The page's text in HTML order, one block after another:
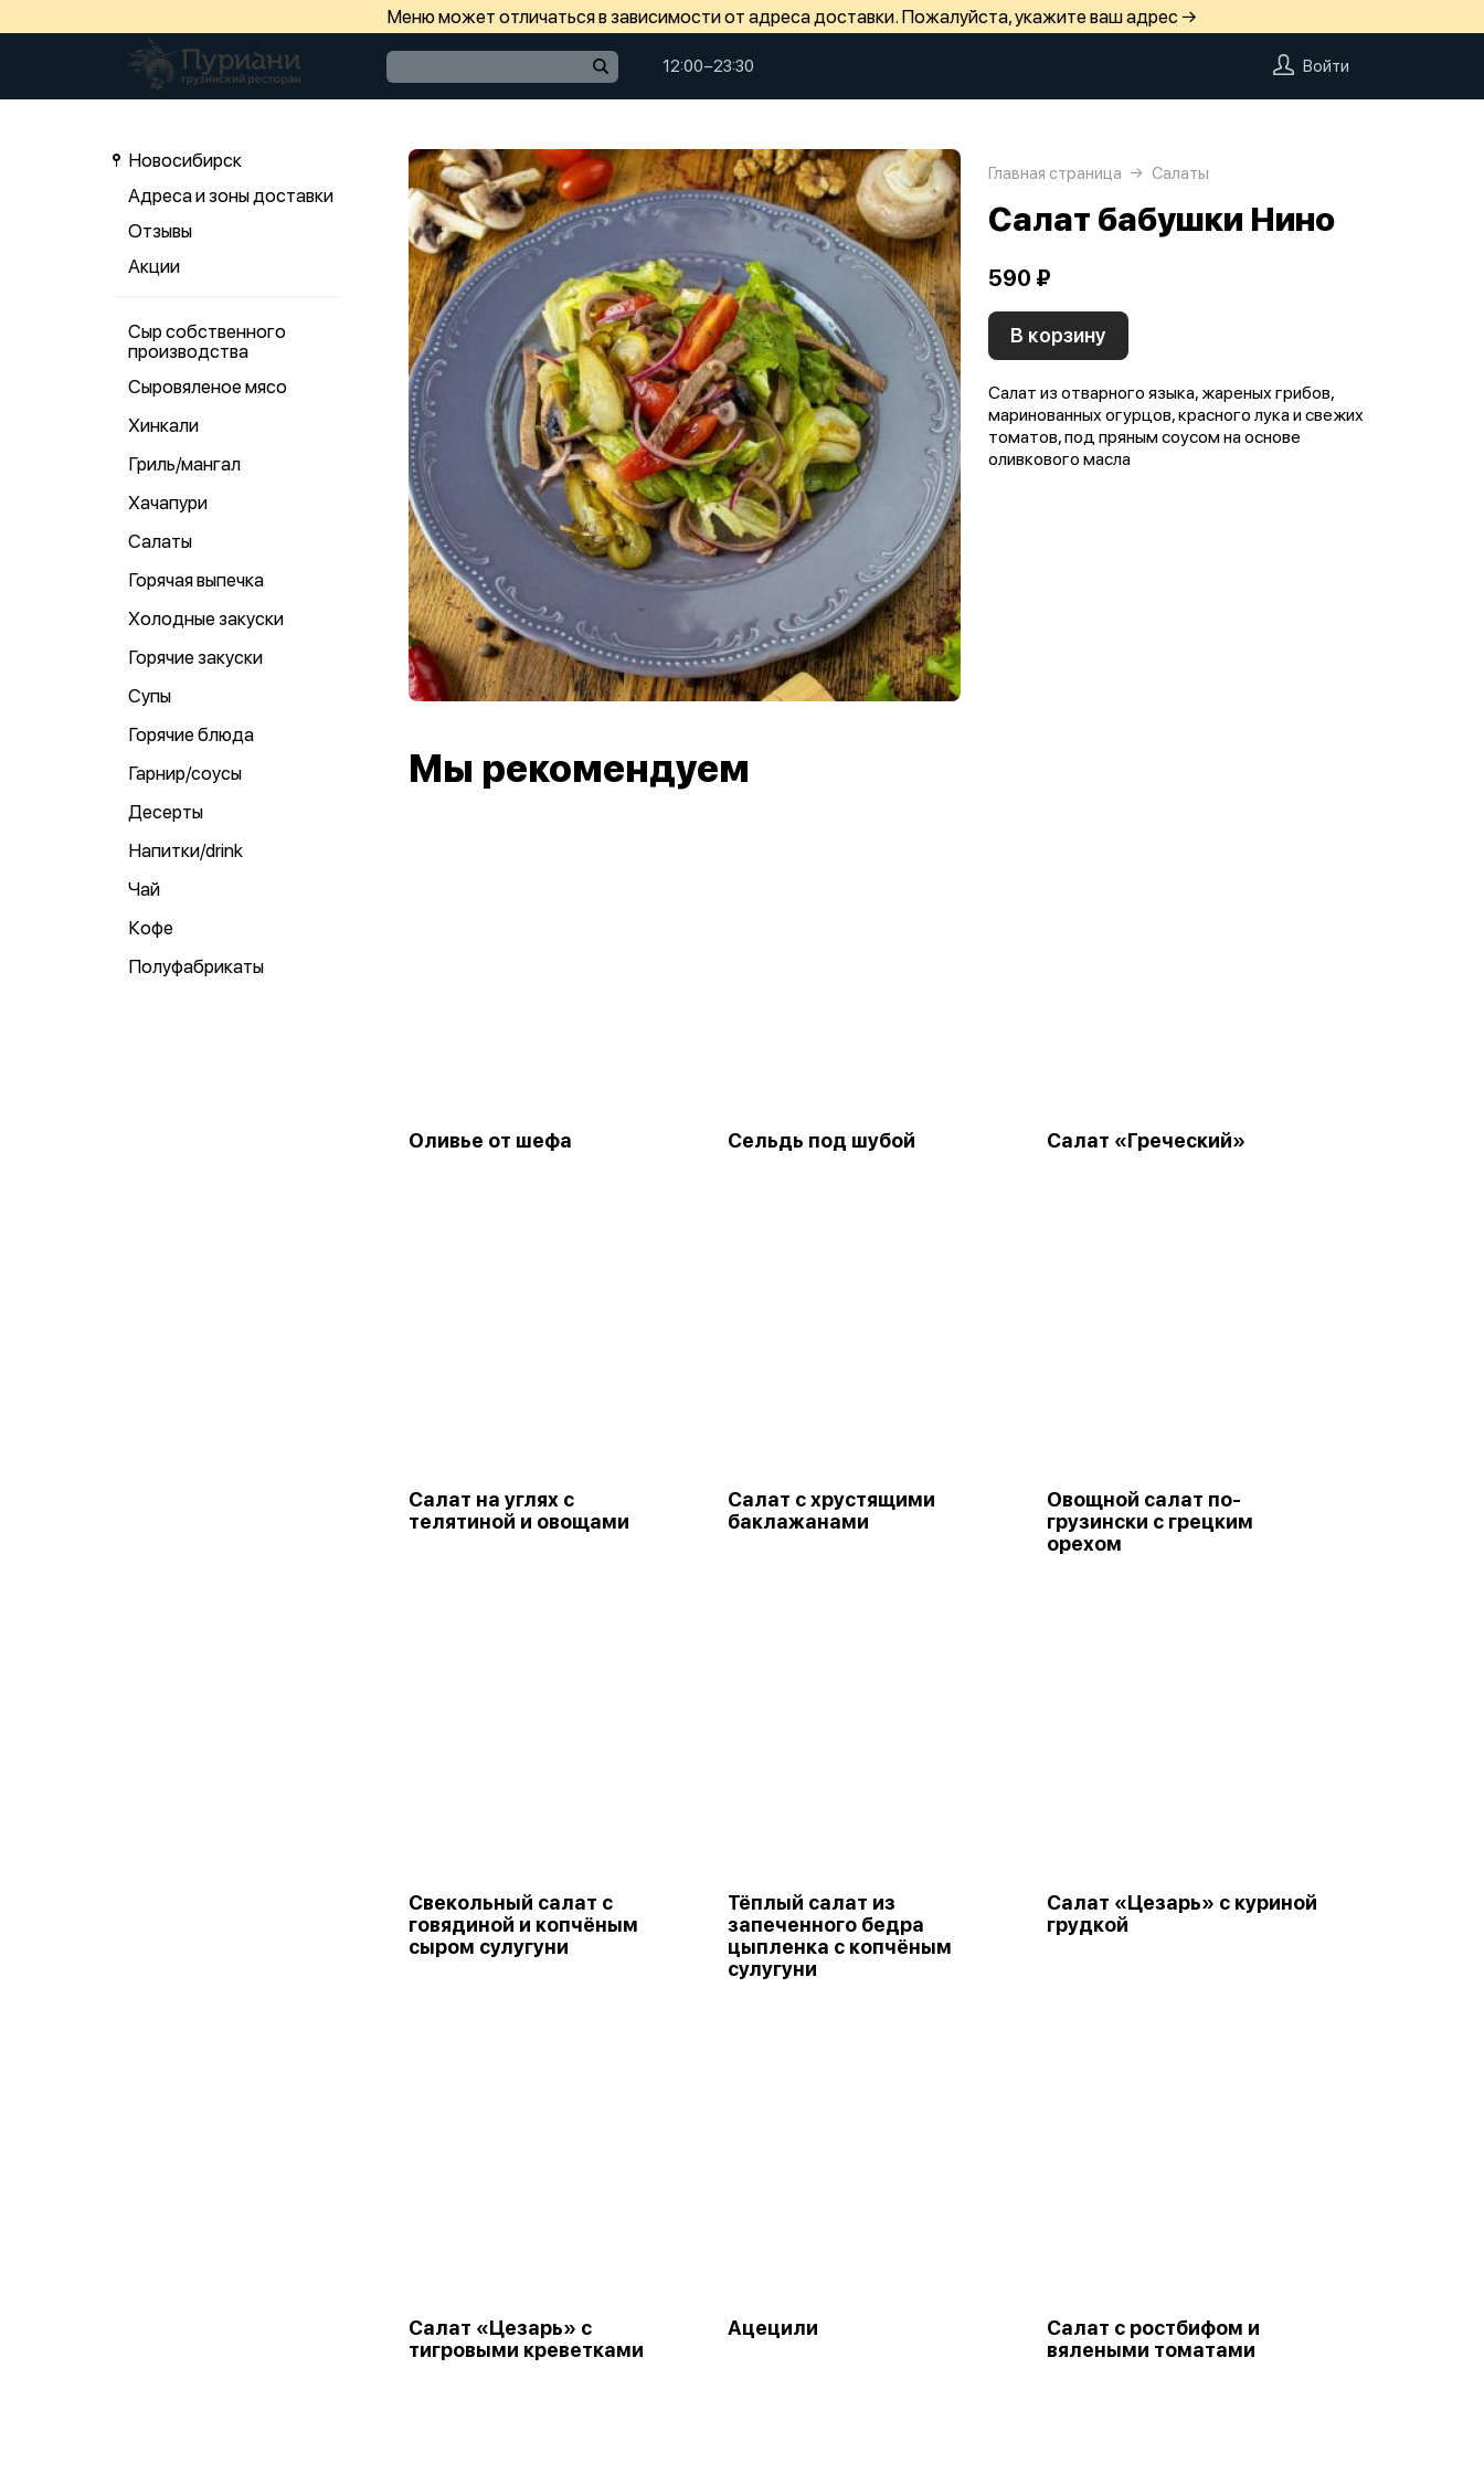
Меню может отличаться в зависимости от адреса доставки. Пожалуйста, укажите ваш адрес →
12:00−23:30 Войти
Новосибирск
Адреса и зоны доставки
Отзывы
Акции
Сыр собственного
производства
Сыровяленое мясо
Хинкали
Гриль/мангал
Хачапури
Салаты
Горячая выпечка
Холодные закуски
Горячие закуски
Супы
Горячие блюда
Гарнир/соусы
Десерты
Напитки/drink
Чай
Кофе
Полуфабрикаты
Главная страница Салаты
Салат бабушки Нино
590 ₽
В корзину
Салат из отварного языка, жареных грибов,
маринованных огурцов, красного лука и свежих
томатов, под пряным соусом на основе
оливкового масла
Мы рекомендуем
Оливье от шефа Сельдь под шубой Салат «Греческий»
Салат на углях с
телятиной и овощами
Салат с хрустящими
баклажанами
Овощной салат по-
грузински с грецким
орехом
Свекольный салат с
говядиной и копчёным
сыром сулугуни
Тёплый салат из
запеченного бедра
цыпленка с копчёным
сулугуни
Салат «Цезарь» с куриной
грудкой
Салат «Цезарь» с
тигровыми креветками
Ацецили
Салат с ростбифом и
вялеными томатами